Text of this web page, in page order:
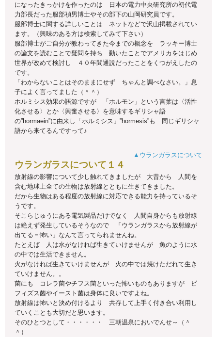
になったきっかけを作ったのは 日本の電力中央研究所の初代電
力部長だった服部禎男博士やその部下の山岡研究員です。
服部博士に関する詳しいことは ネットなどで沢山掲載されてい
ます。（興味のある方は検索してみて下さい）
服部博士がご自分が教わってきた今までの概念を ラッキー博士
の論文を読むことで疑問を持ち 動いたことでアメリカをはじめ
世界が改めて検討し ４０年間通説だったことをくつがえしたの
です。
「わからないことはそのままにせず ちゃんと調べなさい。」息
子によく言ってました（＾＾）
ホルミシス効果の語源ですが 「ホルモン」という言葉は〈活性
化させる〉とか〈興奮させる〉を意味するギリシャ語
の”hormaein”に由来し「ホルミシス」”hormesis”も 同じギリシャ
語から来てるんですって♪
▲ウランガラスについて
ウランガラスについて１４
放射線の影響について少し触れてきましたが 大昔から 人間を
含む地球上全ての生物は放射線とともに生きてきました。
だから生物はある程度の放射線に対応できる能力を持っているそ
うです。
そこらじゅうにある電気製品だけでなく 人間自身からも放射線
は絶えず発生しているそうなので 「ウランガラスから放射線が
出てる＝怖い」なんて言ってられませんね。
たとえば 人は水がなければ生きていけませんが 魚のように水
の中では生活できません。
火がなければ生きていけませんが 火の中では焼けただれて生き
ていけません。。
菌にも コレラ菌やチフス菌といった怖いものもありますが ビ
フィズス菌やイースト菌は身体に良いですよね。
放射線は怖いと決め付けるより 共存して上手く付き合い利用し
ていくことも大切だと思います。
そのひとつとして・・・・・・ 三朝温泉においでんせ～（＾
＾）